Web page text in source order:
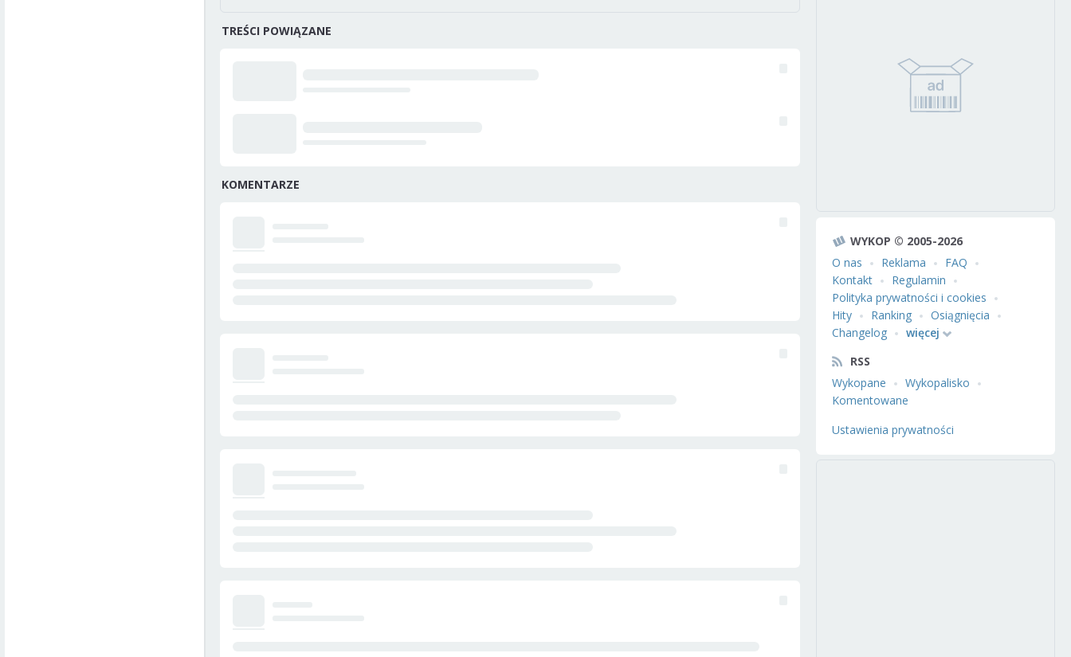
TREŚCI POWIĄZANE
KOMENTARZE
WYKOP © 2005-2026
O nas
Reklama
FAQ
Kontakt
Regulamin
Polityka prywatności i cookies
Hity
Ranking
Osiągnięcia
Changelog
więcej
RSS
Wykopane
Wykopalisko
Komentowane
Ustawienia prywatności